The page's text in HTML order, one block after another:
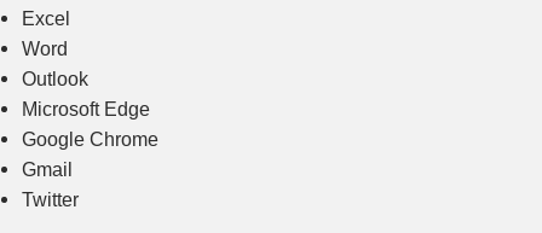
Excel
Word
Outlook
Microsoft Edge
Google Chrome
Gmail
Twitter